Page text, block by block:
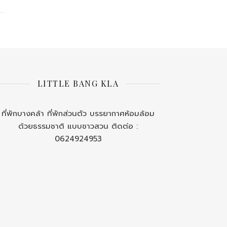
LITTLE BANG KLA
ที่พักบางคล้า ที่พักส่วนตัว บรรยากาศห้อมล้อม
ด้วยธรรมชาติ แบบชาวสวน ติดต่อ :
0624924953